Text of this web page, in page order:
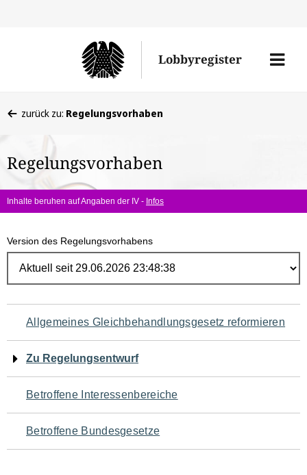
Lobbyregister
Menü
befinden
hier:
zurück zu: Regelungsvorhaben
Regelungsvorhaben
Inhalte beruhen auf Angaben der IV - Infos
Version des Regelungsvorhabens
Navigation
für
den
Seiteninhalt
Allgemeines Gleichbehandlungsgesetz reformieren
Zu Regelungsentwurf
Betroffene Interessenbereiche
Betroffene Bundesgesetze